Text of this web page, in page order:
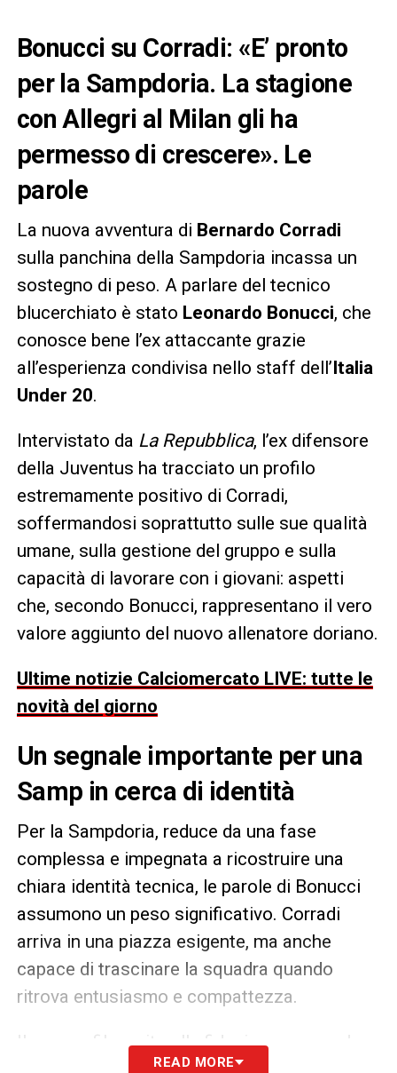
Bonucci su Corradi: «E’ pronto
per la Sampdoria. La stagione
con Allegri al Milan gli ha
permesso di crescere». Le
parole
La nuova avventura di Bernardo Corradi
sulla panchina della Sampdoria incassa un
sostegno di peso. A parlare del tecnico
blucerchiato è stato Leonardo Bonucci, che
conosce bene l’ex attaccante grazie
all’esperienza condivisa nello staff dell’Italia
Under 20.
Intervistato da La Repubblica, l’ex difensore
della Juventus ha tracciato un profilo
estremamente positivo di Corradi,
soffermandosi soprattutto sulle sue qualità
umane, sulla gestione del gruppo e sulla
capacità di lavorare con i giovani: aspetti
che, secondo Bonucci, rappresentano il vero
valore aggiunto del nuovo allenatore doriano.
Ultime notizie Calciomercato LIVE: tutte le
novità del giorno
Un segnale importante per una
Samp in cerca di identità
Per la Sampdoria, reduce da una fase
complessa e impegnata a ricostruire una
chiara identità tecnica, le parole di Bonucci
assumono un peso significativo. Corradi
arriva in una piazza esigente, ma anche
capace di trascinare la squadra quando
ritrova entusiasmo e compattezza.
Il suo profilo, unito alla fiducia espressa da
READ MORE